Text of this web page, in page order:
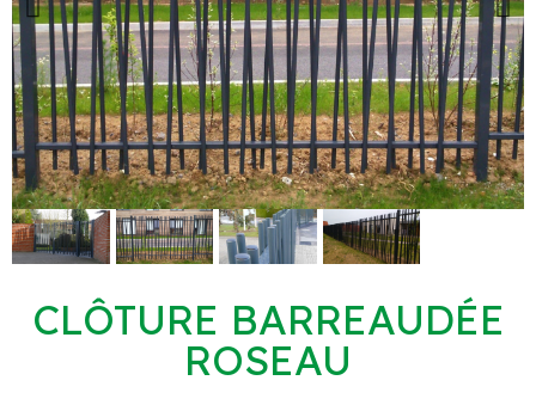
CLÔTURE BARREAUDÉE
ROSEAU